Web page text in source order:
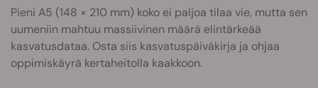
Pieni A5 (148 × 210 mm) koko ei paljoa tilaa vie, mutta sen
uumeniin mahtuu massiivinen määrä elintärkeää
kasvatusdataa. Osta siis kasvatuspäiväkirja ja ohjaa
oppimiskäyrä kertaheitolla kaakkoon.